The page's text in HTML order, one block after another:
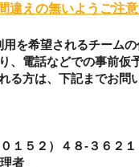
違えの無いようご注
を希望されるチーム
、電話などでの事前仮
る方は、下記までお問
合
ム （０１５
育施設